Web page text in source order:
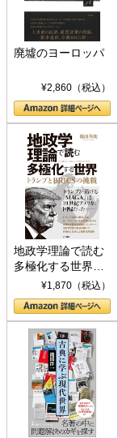
廃墟のヨーロッパ
¥2,860（税込）
地政学理論で読む
多極化する世界：
トランプとBRICS
の挑戦
¥1,870（税込）